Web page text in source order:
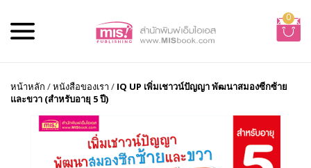
0
หน้าหลัก /หนังสือของเรา / IQ UP เพิ่มเชาวน์ปัญญา พัฒนาสมองซีกซ้าย
และขวา (สำหรับอายุ 5 ปี)